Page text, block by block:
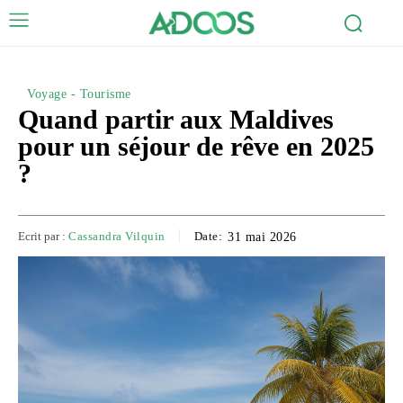
Voyage - Tourisme
Quand partir aux Maldives
pour un séjour de rêve en 2025
?
Ecrit par : Cassandra Vilquin Date: 31 mai 2026